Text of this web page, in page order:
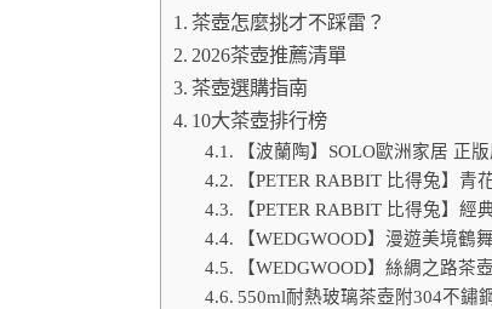
茶壺怎麼挑才不踩雷？
2026茶壺推薦清單
茶壺選購指南
10大茶壺排行榜
【波蘭陶】SOLO歐洲家居 正
【PETER RABBIT 比得兔】
【PETER RABBIT 比得兔】經
【WEDGWOOD】漫遊美境鶴
【WEDGWOOD】絲綢之路茶
550ml耐熱玻璃茶壺附304不鏽